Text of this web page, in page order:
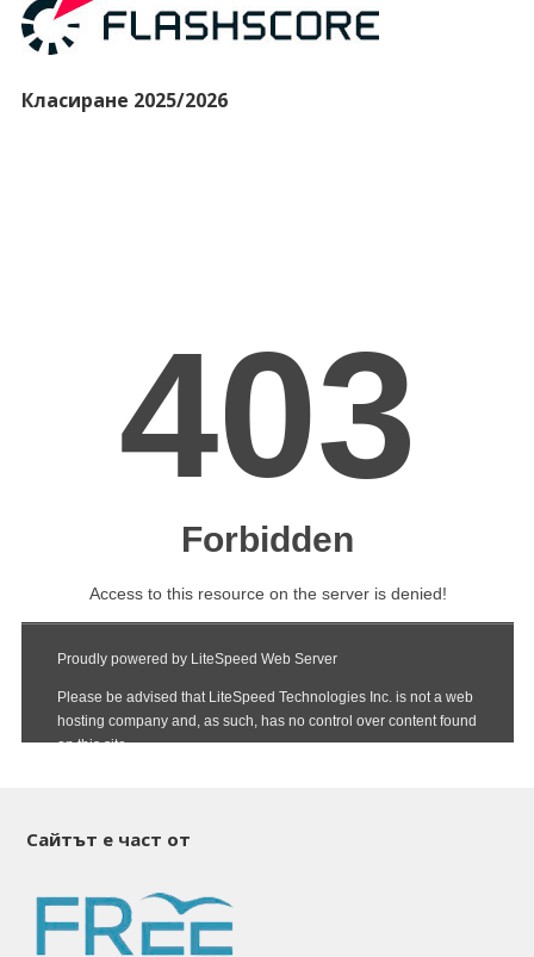
Класиране 2025/2026
Сайтът е част от